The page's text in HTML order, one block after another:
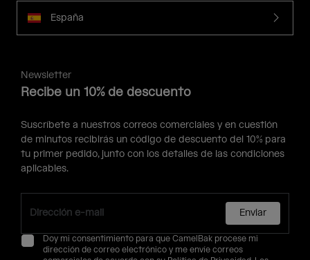
España
Newsletter
Recibe un 10% de descuento
Suscríbete a nuestros correos comerciales y en cuestión
de minutos recibirás un código de descuento del 10% para
tu primer pedido, junto con los detalles de las condiciones
aplicables.
Enviar
Doy mi consentimiento para que CamelBak procese mi
dirección de correo electrónico y me envíe correos